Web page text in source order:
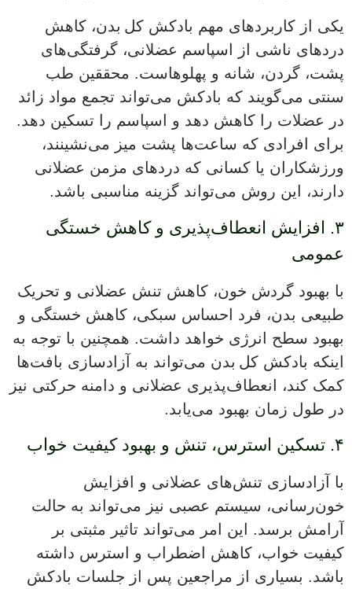
یکی از کاربردهای مهم بادکش کل بدن، کاهش
دردهای ناشی از اسپاسم عضلانی، گرفتگی‌های
پشت، گردن، شانه و پهلوهاست. محققین طب
سنتی می‌گویند که بادکش می‌تواند تجمع مواد زائد
در عضلات را کاهش دهد و اسپاسم را تسکین دهد.
برای افرادی که ساعت‌ها پشت میز می‌نشینند،
ورزشکاران یا کسانی که دردهای مزمن عضلانی
دارند، این روش می‌تواند گزینه مناسبی باشد.
۳. افزایش انعطاف‌پذیری و کاهش خستگی
عمومی
با بهبود گردش خون، کاهش تنش عضلانی و تحریک
طبیعی بدن، فرد احساس سبکی، کاهش خستگی و
بهبود سطح انرژی خواهد داشت. همچنین با توجه به
اینکه بادکش کل بدن می‌تواند به آزادسازی بافت‌ها
کمک کند، انعطاف‌پذیری عضلانی و دامنه‌ حرکتی نیز
در طول زمان بهبود می‌یابد.
۴. تسکین استرس، تنش و بهبود کیفیت خواب
با آزادسازی تنش‌های عضلانی و افزایش
خون‌رسانی، سیستم عصبی نیز می‌تواند به حالت
آرامش برسد. این امر می‌تواند تاثیر مثبتی بر
کیفیت خواب، کاهش اضطراب و استرس داشته
باشد. بسیاری از مراجعین پس از جلسات بادکش